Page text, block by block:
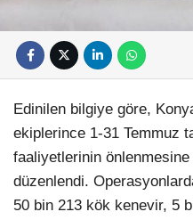
Edinilen bilgiye göre,
ekiplerince 1-31 Temmuz
faaliyetlerinin
düzenlendi.
50 bin 213 kök kenevir, 5